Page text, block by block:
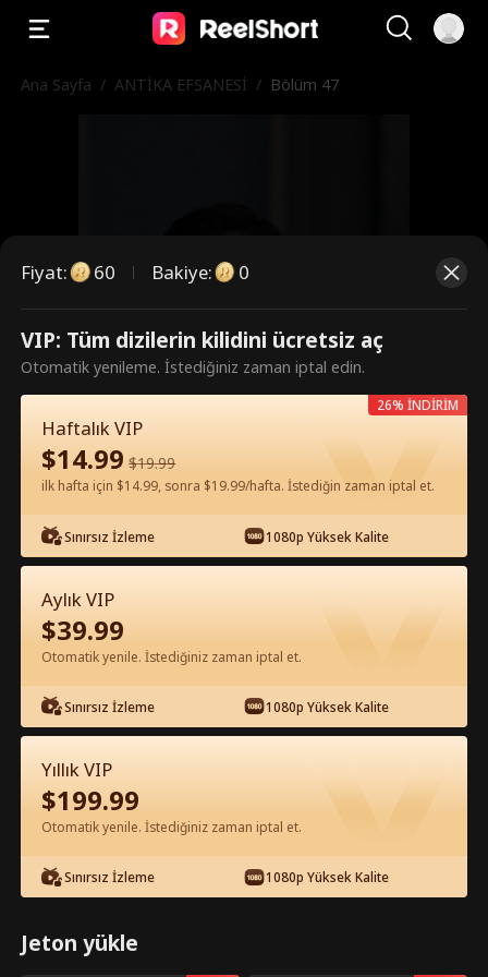
Ana Sayfa / ANTİKA EFSANESİ / Bölüm 47
Bunlar ücretli bölümler. İzlemek
için kilidi açın.
60 Şimdi Kilidi Aç
Uygulamada Ücretsiz İzle
Bölüm 47 - ANTİKA EFSANESİ Tam
Film
Fiyat: 60 Bakiye: 0
VIP: Tüm dizilerin kilidini ücretsiz aç
Otomatik yenileme. İstediğiniz zaman iptal edin.
Haftalık VIP
$14.99 $19.99
ilk hafta için $14.99, sonra $19.99/hafta. İstediğin zaman iptal et.
Sınırsız İzleme 1080p Yüksek Kalite
26% İNDİRİM
Aylık VIP
$39.99
Otomatik yenile. İstediğiniz zaman iptal et.
Sınırsız İzleme 1080p Yüksek Kalite
Yıllık VIP
$199.99
Otomatik yenile. İstediğiniz zaman iptal et.
Sınırsız İzleme 1080p Yüksek Kalite
Jeton yükle